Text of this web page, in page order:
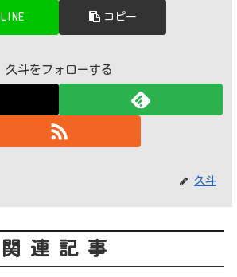
LINE コピー
久斗をフォローする
久斗
関連記事